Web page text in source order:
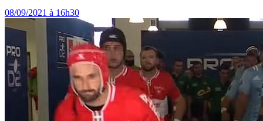
08/09/2021 à 16h30